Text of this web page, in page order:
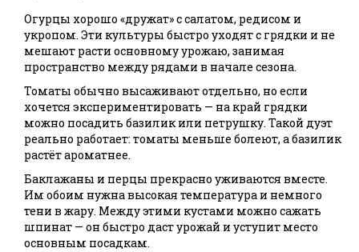
Огурцы хорошо «дружат» с салатом, редисом и
укропом. Эти культуры быстро уходят с грядки и не
мешают расти основному урожаю, занимая
пространство между рядами в начале сезона.
Томаты обычно высаживают отдельно, но если
хочется экспериментировать — на край грядки
можно посадить базилик или петрушку. Такой дуэт
реально работает: томаты меньше болеют, а базилик
растёт ароматнее.
Баклажаны и перцы прекрасно уживаются вместе.
Им обоим нужна высокая температура и немного
тени в жару. Между этими кустами можно сажать
шпинат — он быстро даст урожай и уступит место
основным посадкам.